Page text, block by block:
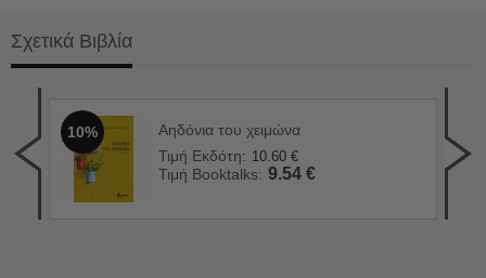
Σχετικά Βιβλία
10%
Αηδόνια του χειμώνα
Τιμή Εκδότη: 10.60 €
Τιμή Booktalks: 9.54 €